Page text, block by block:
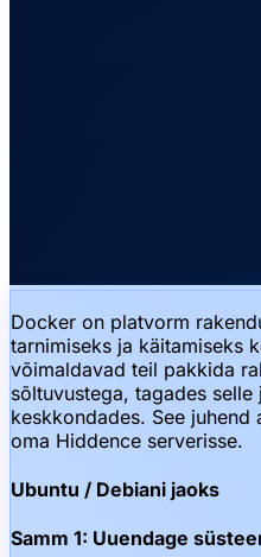
Docker on platvorm
tarnimiseks ja käitamiseks
võimaldavad teil pakkida
sõltuvustega, tagades
keskkondades. See
oma Hiddence serverisse.
Ubuntu / Debiani jaoks
Samm 1: Uuendage